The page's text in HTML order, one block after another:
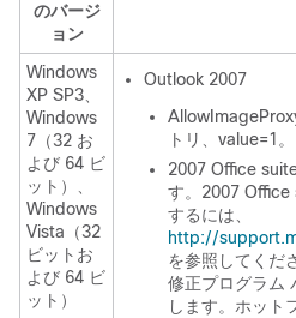
のバージ
ョン
Windows
XP SP3、
Windows
7（32 お
よび 64 ビ
ット）、
Windows
Vista（32
ビットお
よび 64 ビ
ット）
Outlook 2007
トリ、value=1。
2007 Office
す。2007 Office
するには、
http://
を参照してくだ
修正プログラム
します。ホット